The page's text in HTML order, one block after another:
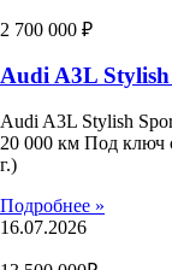
2 700 000 ₽
Audi A3L
Audi A3L Stylish
20 000 км Под ключ
г.)
Подробнее »
16.07.2026